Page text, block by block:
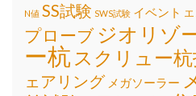
N値 SS試験 SWS試験 イベント
プローブ ジオリゾ
ー杭 スクリュー
ェアリング メガソーラー